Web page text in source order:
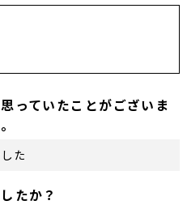
っていたことがございま
た
たか？